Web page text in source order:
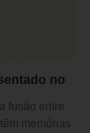
no
fusão entre
memórias